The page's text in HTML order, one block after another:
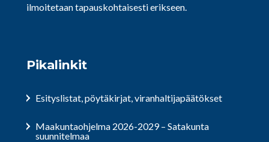
ilmoitetaan tapauskohtaisesti erikseen.
Pikalinkit
Esityslistat, pöytäkirjat, viranhaltijapäätökset
Maakuntaohjelma 2026-2029 – Satakunta
suunnitelmaa